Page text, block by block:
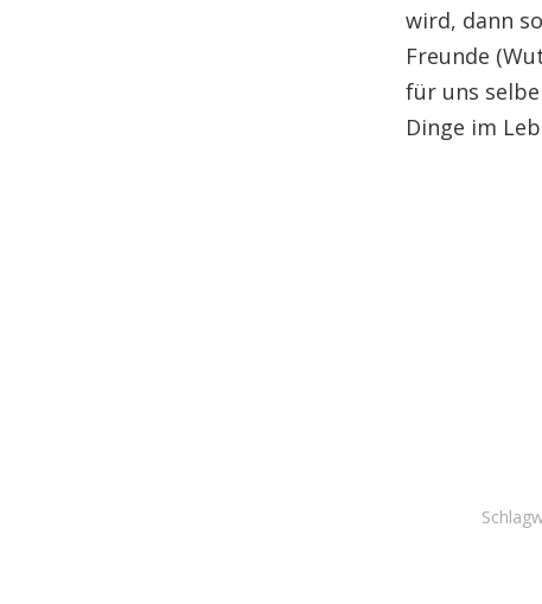
wird, dann
Freunde
für uns
Dinge im